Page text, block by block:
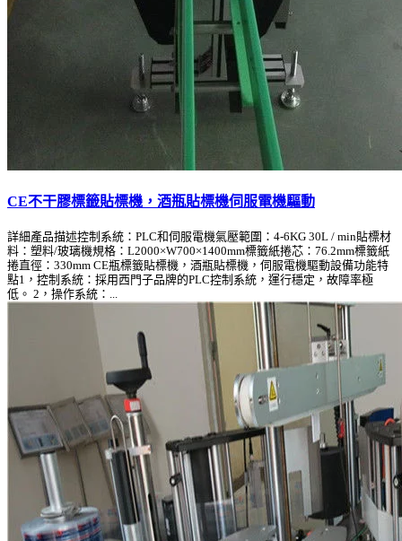
CE不干膠標籤貼標機，酒瓶貼標機伺服電機驅動
詳細產品描述控制系統：PLC和伺服電機氣壓範圍：4-6KG 30L / min貼標材
料：塑料/玻璃機規格：L2000×W700×1400mm標籤紙捲芯：76.2mm標籤紙
捲直徑：330mm CE瓶標籤貼標機，酒瓶貼標機，伺服電機驅動設備功能特
點1，控制系統：採用西門子品牌的PLC控制系統，運行穩定，故障率極
低。 2，操作系統：...